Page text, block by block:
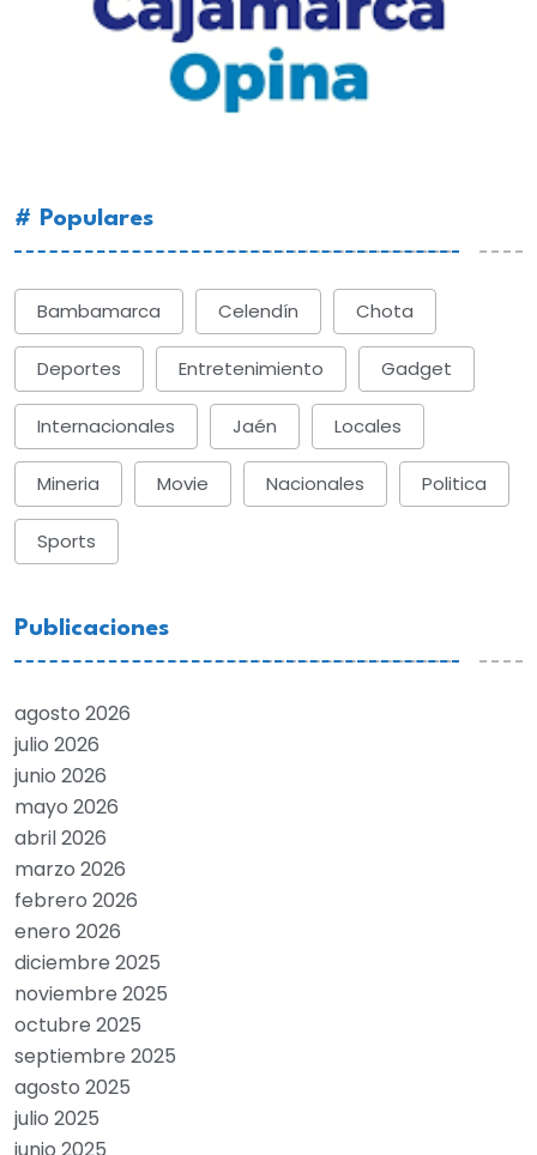
# Populares
Bambamarca Celendín Chota
Deportes Entretenimiento Gadget
Internacionales Jaén Locales
Mineria Movie Nacionales Politica
Sports
Publicaciones
agosto 2026
julio 2026
junio 2026
mayo 2026
abril 2026
marzo 2026
febrero 2026
enero 2026
diciembre 2025
noviembre 2025
octubre 2025
septiembre 2025
agosto 2025
julio 2025